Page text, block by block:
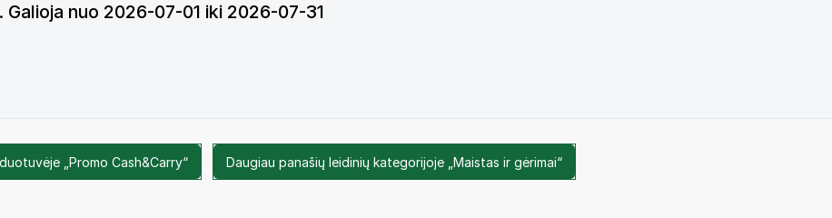
nuo 2026-07-01 iki 2026-07-31
„Promo Cash&Carry“ Daugiau panašių leidinių kategorijoje „Maistas ir gėrimai“